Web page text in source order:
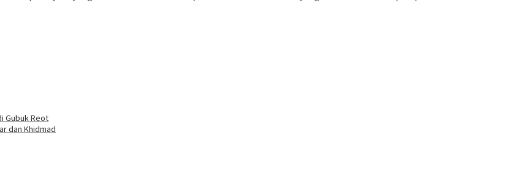
Gubuk Reot
dan Khidmad